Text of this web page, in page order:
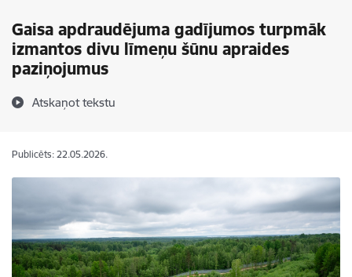
Gaisa apdraudējuma gadījumos turpmāk
izmantos divu līmeņu šūnu apraides
paziņojumus
Atskaņot tekstu
Publicēts: 22.05.2026.